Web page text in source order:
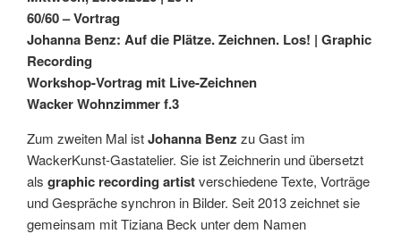
60/60 – Vortrag
Johanna Benz: Auf die Plätze. Zeichnen. Los! | Graphic
Recording
Workshop-Vortrag mit Live-Zeichnen
Wacker Wohnzimmer f.3
Zum zweiten Mal istJohanna Benz zu Gast im
WackerKunst-Gastatelier. Sie ist Zeichnerin und übersetzt
als graphic recording artistverschiedene Texte, Vorträge
und Gespräche synchron in Bilder. Seit 2013 zeichnet sie
gemeinsam mit Tiziana Beck unter dem Namen